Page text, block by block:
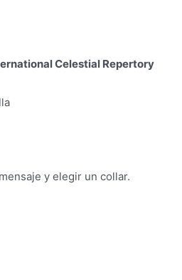
Celestial Repertory
y elegir un collar.